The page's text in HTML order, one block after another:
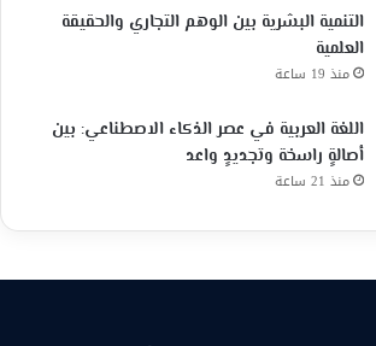
التنمية البشرية بين الوهم التجاري والحقيقة
العلمية
منذ 19 ساعة
اللغة العربية في عصر الذكاء الاصطناعي: بين
أصالةٍ راسخة وتجديدٍ واعد
منذ 21 ساعة